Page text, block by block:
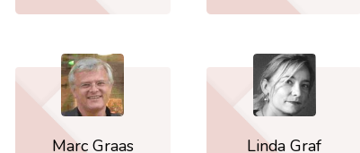
Marc Graas Linda Graf